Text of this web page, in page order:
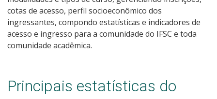
21- Relação com Fundação de Apoio
22- LGPD - Lei Geral de Proteção de Dados
24 - Gestão de Riscos
cotas de acesso, perfil socioeconômico dos
ingressantes, compondo estatísticas e indicadores de
acesso e ingresso para a comunidade do IFSC e toda
comunidade acadêmica.
Principais estatísticas do